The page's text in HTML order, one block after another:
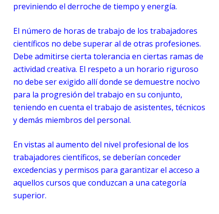
previniendo el derroche de tiempo y energía.
El número de horas de trabajo de los trabajadores
científicos no debe superar al de otras profesiones.
Debe admitirse cierta tolerancia en ciertas ramas de
actividad creativa. El respeto a un horario riguroso
no debe ser exigido allí donde se demuestre nocivo
para la progresión del trabajo en su conjunto,
teniendo en cuenta el trabajo de asistentes, técnicos
y demás miembros del personal.
En vistas al aumento del nivel profesional de los
trabajadores científicos, se deberían conceder
excedencias y permisos para garantizar el acceso a
aquellos cursos que conduzcan a una categoría
superior.